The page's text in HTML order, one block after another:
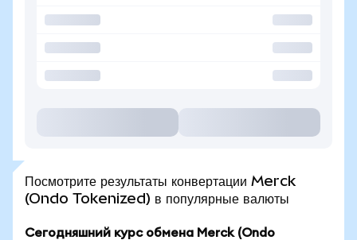
Посмотрите результаты конвертации Merck
(Ondo Tokenized) в популярные валюты
Сегодняшний курс обмена Merck (Ondo